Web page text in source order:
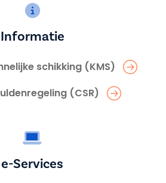
Informatie
schikking (KMS)
(CSR)
e-Services